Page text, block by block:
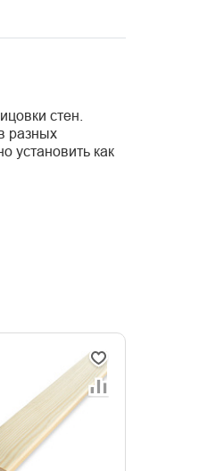
стен.
разных
установить как